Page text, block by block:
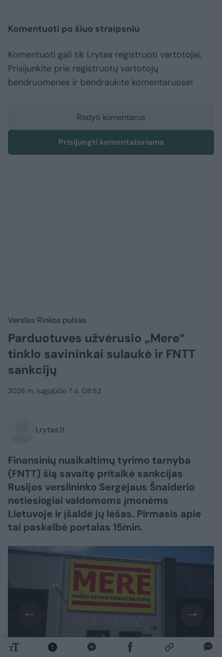
Komentuoti po šiuo straipsniu
Komentuoti gali tik Lrytas registruoti vartotojai.
Prisijunkite prie registruotų vartotojų
bendruomenės ir bendraukite komentaruose!
Rodyti komentarus
Prisijungti komentatoriams
Verslas Rinkos pulsas
Parduotuves užvėrusio „Mere“
tinklo savininkai sulaukė ir FNTT
sankcijų
2026 m. rugpjūčio 7 d. 08:52
Lrytas.lt
Finansinių nusikaltimų tyrimo tarnyba
(FNTT) šią savaitę pritaikė sankcijas
Rusijos verslininko Sergejaus Šnaiderio
netiesiogiai valdomoms įmonėms
Lietuvoje ir įšaldė jų lėšas. Pirmasis apie
tai paskelbė portalas 15min.